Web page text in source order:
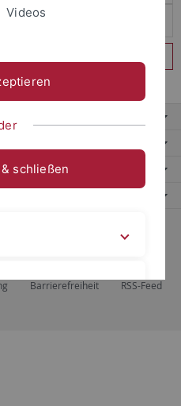
Tübingen
Barrierefreiheit RSS-Feed
Videos
schließen